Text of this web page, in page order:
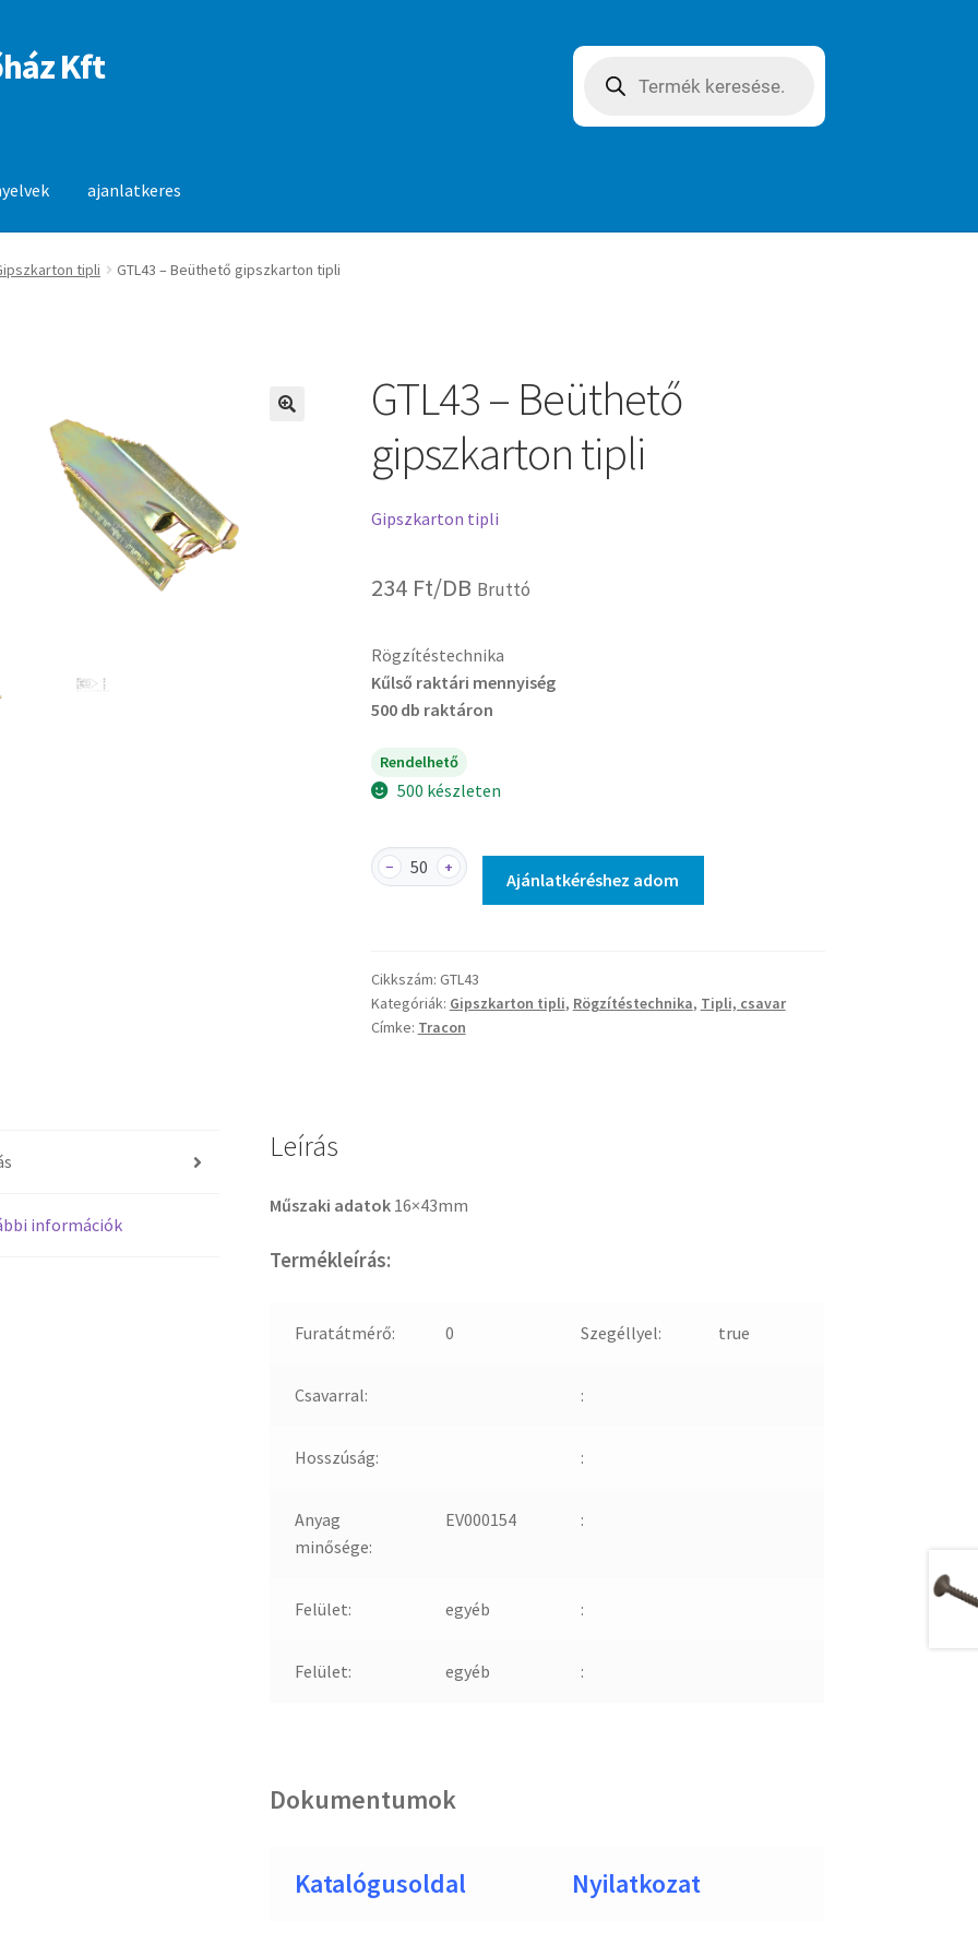
Kft search
ajanlatkeres
tipli GTL43 – Beüthető gipszkarton tipli
GTL43 – Beüthető
gipszkarton tipli
Gipszkarton tipli
234 Ft/DB Bruttó
Rögzítéstechnika
Kűlső raktári mennyiség
500 db raktáron
Rendelhető
500 készleten
GTL43
tipli
mennyiség
− +
Ajánlatkéréshez adom
Cikkszám: GTL43
Kategóriák: Gipszkarton tipli, Rögzítéstechnika, Tipli, csavar
Címke: Tracon
információk
Leírás
Műszaki adatok 16×43mm
Termékleírás:
Furatátmérő: 0 Szegéllyel: true
Csavarral: :
Hosszúság: :
Anyag
minősége:
EV000154 :
Felület: egyéb :
Felület: egyéb :
Dokumentumok
Katalógusoldal Nyilatkozat